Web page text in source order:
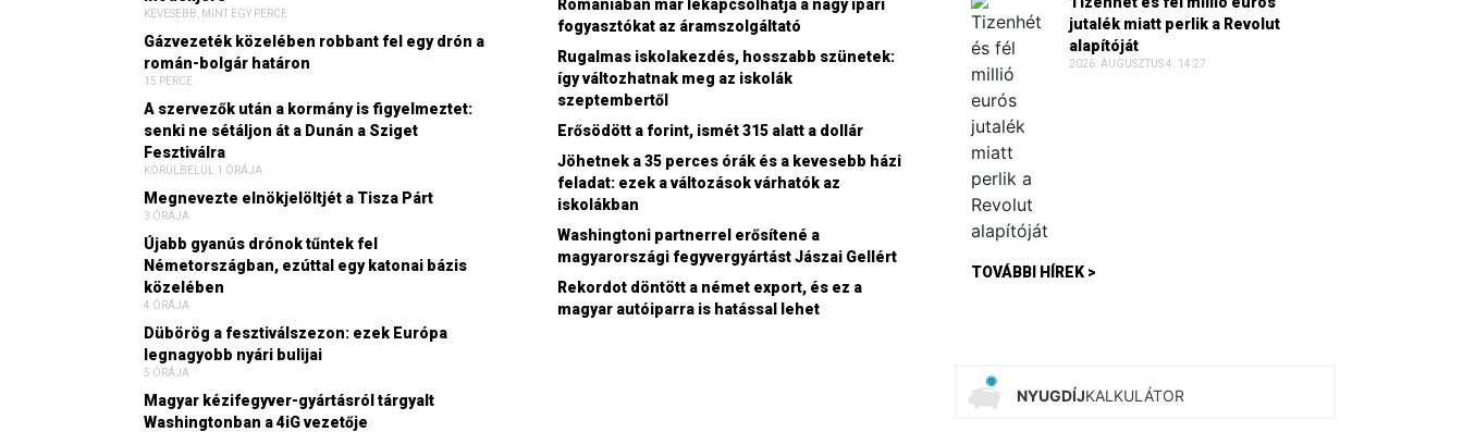
KEVESEBB, MINT EGY PERCE
Gázvezeték közelében robbant fel egy drón a
román-bolgár határon
15 PERCE
A szervezők után a kormány is figyelmeztet:
senki ne sétáljon át a Dunán a Sziget
Fesztiválra
KÖRÜLBELÜL 1 ÓRÁJA
Megnevezte elnökjelöltjét a Tisza Párt
3 ÓRÁJA
Újabb gyanús drónok tűntek fel
Németországban, ezúttal egy katonai bázis
közelében
4 ÓRÁJA
Dübörög a fesztiválszezon: ezek Európa
legnagyobb nyári bulijai
5 ÓRÁJA
Magyar kézifegyver-gyártásról tárgyalt
Washingtonban a 4iG vezetője
Romániában már lekapcsolhatja a nagy ipari
fogyasztókat az áramszolgáltató
Rugalmas iskolakezdés, hosszabb szünetek:
így változhatnak meg az iskolák
szeptembertől
Erősödött a forint, ismét 315 alatt a dollár
Jöhetnek a 35 perces órák és a kevesebb házi
feladat: ezek a változások várhatók az
iskolákban
Washingtoni partnerrel erősítené a
magyarországi fegyvergyártást Jászai Gellért
Rekordot döntött a német export, és ez a
magyar autóiparra is hatással lehet
jutalék miatt perlik a Revolut
alapítóját
2026. AUGUSZTUS 4. 14:27
TOVÁBBI HÍREK >
NYUGDÍJKALKULÁTOR